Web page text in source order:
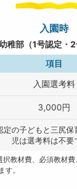
入園時
稚部（1号認定・2
項目
入園選考料
3,000円
定の子どもと三尻保
児は選考料は不要
択教材費、必須教材
す。